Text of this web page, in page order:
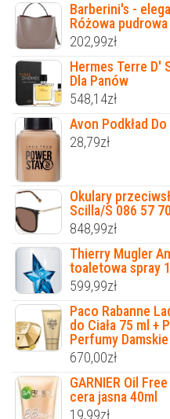
Barberini's -
Różowa
202,99zł
Hermes Terre D'
Dla Panów
548,14zł
Avon Podkład
28,79zł
Okulary
Scilla/S 086 57 70
848,99zł
Thierry Mugler
toaletowa spray
599,99zł
Paco Rabanne
do Ciała 75 ml +
Perfumy Damskie
670,00zł
GARNIER Oil
cera jasna 40ml
19,99zł